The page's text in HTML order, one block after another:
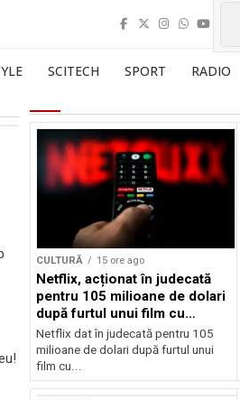
SCITECH SPORT RADIO
CULTURĂ 15 ore ago
Netflix, acționat în judecată
pentru 105 milioane de dolari
după furtul unui film cu
Nicolas Cage
Netflix dat în judecată pentru 105
milioane de dolari după furtul unui
film cu...